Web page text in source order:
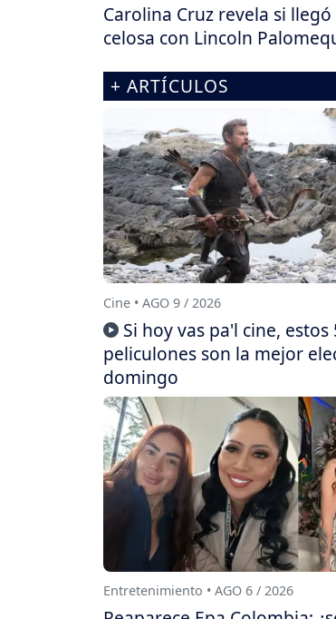
Carolina Cruz revela si llegó
celosa con Lincoln
+ ARTÍCULOS
Cine • AGO 9 / 2026
Si hoy vas pa'l cine, estos
peliculones son la mejor
domingo
Entretenimiento • AGO 6 / 2026